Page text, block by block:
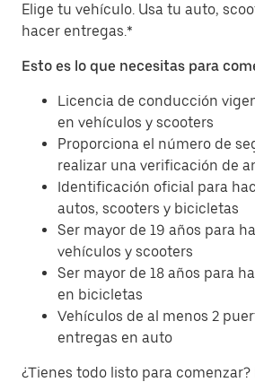
Elige tu vehículo. Usa tu auto,
hacer entregas.*
Esto es lo que necesitas para
Licencia de conducción
en vehículos y scooters
Proporciona el número de
realizar una verificación de
Identificación oficial para
autos, scooters y bicicletas
Ser mayor de 19 años para
vehículos y scooters
Ser mayor de 18 años para
en bicicletas
Vehículos de al menos 2
entregas en auto
¿Tienes todo listo para